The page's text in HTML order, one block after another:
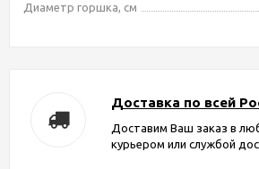
Диаметр горшка, см
Доставка по всей
Доставим Ваш заказ в
курьером или службой